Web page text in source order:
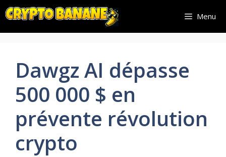
Aller
au
contenu
Menu
Dawgz AI dépasse
500 000 $ en
prévente révolution
crypto